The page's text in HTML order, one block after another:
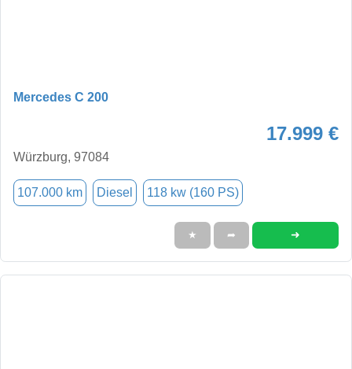
Mercedes C 200
17.999 €
Würzburg, 97084
107.000 km Diesel 118 kw (160 PS)
★ ➦ ➜